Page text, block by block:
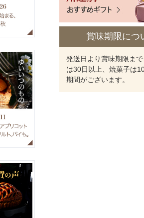
賞味期限につ
発送日より賞味期限ま
は30日以上、焼菓子は
期間がございます。